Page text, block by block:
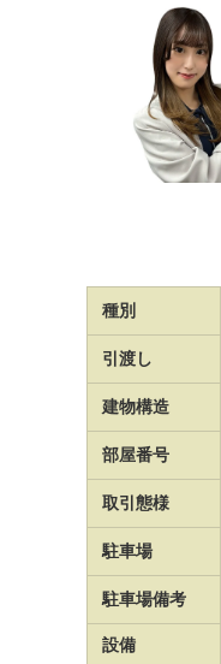
種別
引渡し
建物構造
部屋番号
取引態様
駐車場
駐車場備考
設備